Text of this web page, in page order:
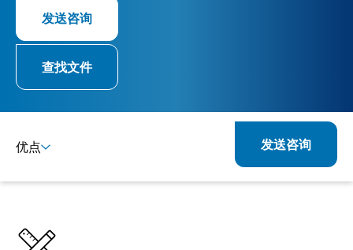
发送咨询
查找文件
优点 发送咨询